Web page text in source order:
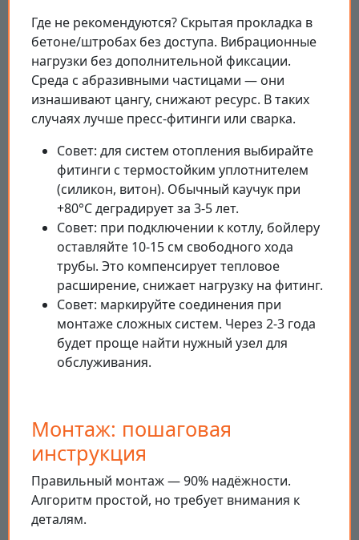
Где не рекомендуются? Скрытая прокладка в
бетоне/штробах без доступа. Вибрационные
нагрузки без дополнительной фиксации.
Среда с абразивными частицами — они
изнашивают цангу, снижают ресурс. В таких
случаях лучше пресс-фитинги или сварка.
Совет: для систем отопления выбирайте
фитинги с термостойким уплотнителем
(силикон, витон). Обычный каучук при
+80°С деградирует за 3-5 лет.
Совет: при подключении к котлу, бойлеру
оставляйте 10-15 см свободного хода
трубы. Это компенсирует тепловое
расширение, снижает нагрузку на фитинг.
Совет: маркируйте соединения при
монтаже сложных систем. Через 2-3 года
будет проще найти нужный узел для
обслуживания.
Монтаж: пошаговая
инструкция
Правильный монтаж — 90% надёжности.
Алгоритм простой, но требует внимания к
деталям.